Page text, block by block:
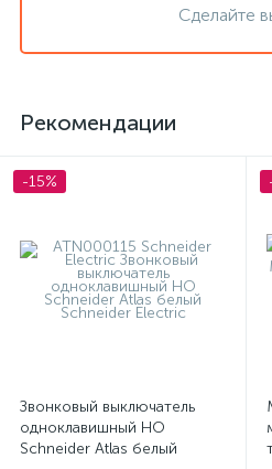
Сделайте
Рекомендации
-15%
Звонковый выключатель
одноклавишный НО
Schneider Atlas белый